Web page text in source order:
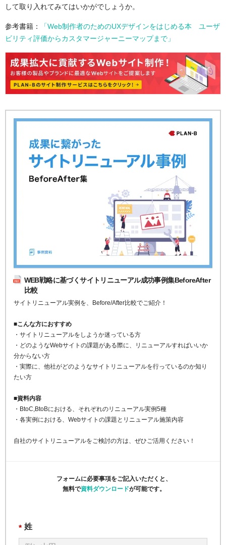
して取り入れてみてはいかがでしょうか。
参考書籍：
「Web制作者のためのUXデザインをはじめる本 ユーザ
ビリティ評価からカスタマージャーニーマップまで」
WEB戦略に基づくサイトリニューアル成功事例集BeforeAfter
比較
サイトリニューアル実例を、Before/After比較でご紹介！
■こんな方におすすめ
・サイトリニューアルをしようか迷っている方
・どのようなWebサイトの課題がある際に、リニューアルすればいいか
分からない方
・実際に、他社がどのようなサイトリニューアルを行っているのか知り
たい方
■資料内容
・BtoC,BtoBにおける、それぞれのリニューアル実例5種
・各実例における、Webサイトの課題とリニューアル施策内容
自社のサイトリニューアルをご検討の方は、ぜひご活用ください！
フォームに必要事項をご記入いただくと、
無料で資料ダウンロードが可能です。
* 姓